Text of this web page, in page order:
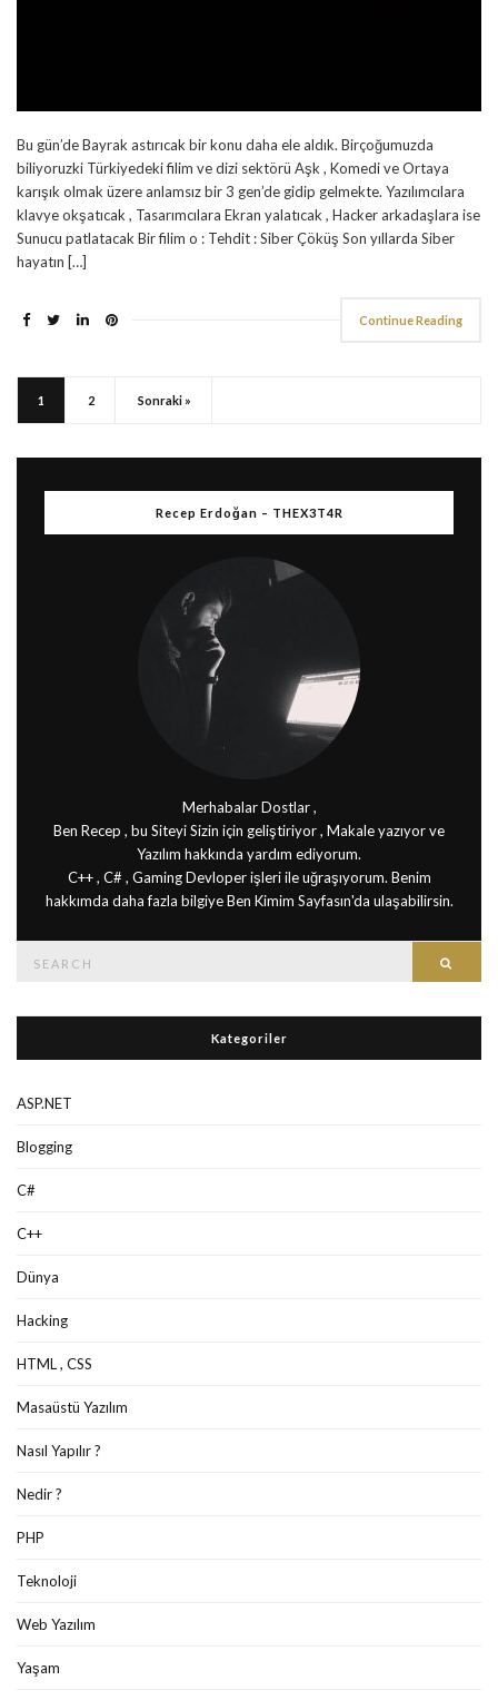
Bu gün’de Bayrak astırıcak bir konu daha ele aldık. Birçoğumuzda
biliyoruzki Türkiyedeki filim ve dizi sektörü Aşk , Komedi ve Ortaya
karışık olmak üzere anlamsız bir 3 gen’de gidip gelmekte. Yazılımcılara
klavye okşatıcak , Tasarımcılara Ekran yalatıcak , Hacker arkadaşlara ise
Sunucu patlatacak Bir filim o : Tehdit : Siber Çöküş Son yıllarda Siber
hayatın […]
Continue Reading
1 2 Sonraki »
Recep Erdoğan – THEX3T4R
Merhabalar Dostlar ,
Ben Recep , bu Siteyi Sizin için geliştiriyor , Makale yazıyor ve
Yazılım hakkında yardım ediyorum.
C++ , C# , Gaming Devloper işleri ile uğraşıyorum. Benim
hakkımda daha fazla bilgiye Ben Kimim Sayfasın'da ulaşabilirsin.
Kategoriler
ASP.NET
Blogging
C#
C++
Dünya
Hacking
HTML , CSS
Masaüstü Yazılım
Nasıl Yapılır ?
Nedir ?
PHP
Teknoloji
Web Yazılım
Yaşam